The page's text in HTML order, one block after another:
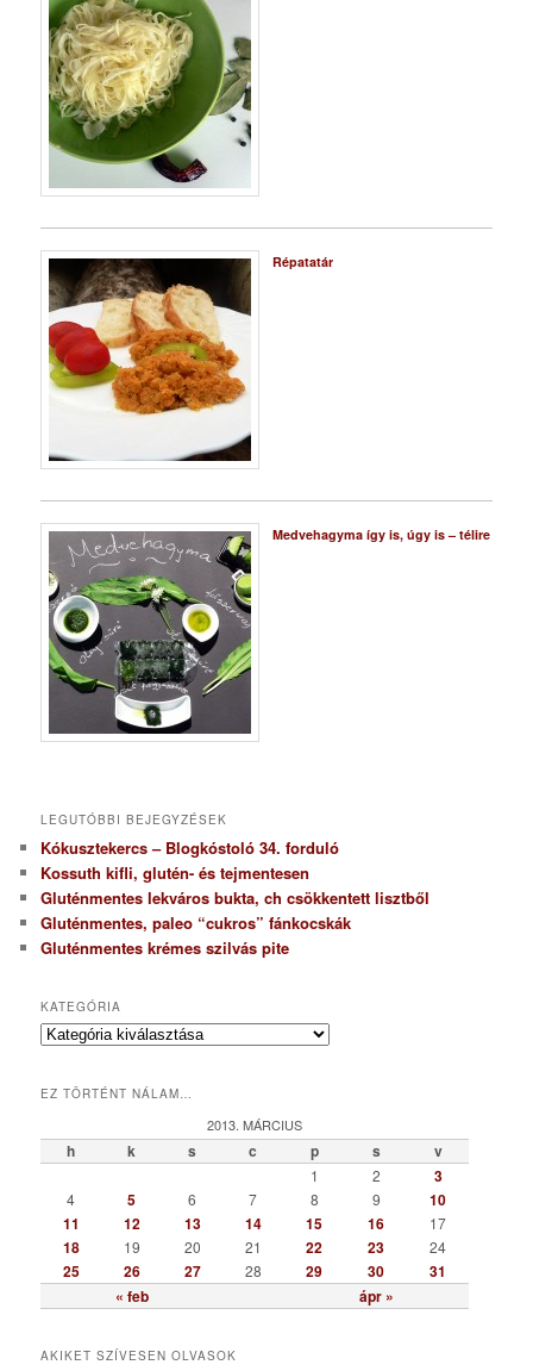
Répatatár
Medvehagyma így is, úgy is – télire
LEGUTÓBBI BEJEGYZÉSEK
Kókusztekercs – Blogkóstoló 34. forduló
Kossuth kifli, glutén- és tejmentesen
Gluténmentes lekváros bukta, ch csökkentett lisztből
Gluténmentes, paleo “cukros” fánkocskák
Gluténmentes krémes szilvás pite
KATEGÓRIA
K
e
ó
r
EZ TÖRTÉNT NÁLAM…
2013. MÁRCIUS
h k s c p s v
« feb ápr »
1 2 3
4 5 6 7 8 9
10
11
12 13 14 15 16 17
18 19 20 21 22 23 24
25 26 27 28 29 30 31
AKIKET SZÍVESEN OLVASOK